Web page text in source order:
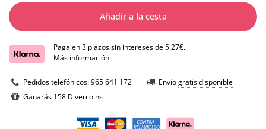
Añadir a la cesta
Paga en 3 plazos sin intereses de 5.27€.
Más información
Pedidos telefónicos:965 641 172 Envíogratis disponible
Ganarás 158 Divercoins